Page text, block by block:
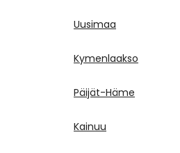
Uusimaa
Kymenlaakso
Päijät-Häme
Kainuu